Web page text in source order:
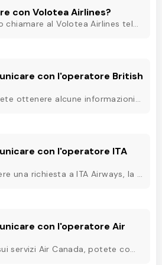
con Volotea Airlines?
I passeggeri possono chiamare al Volotea Airlines telefono per parlare con il servizio clienti di Volotea Airlines. Per conoscere la procedura, visitateci.
con l'operatore British
In questa guida potrete ottenere alcune informazioni su come comunicare con l'operatore British Airways e risolvere le vostre domande attraverso vari metodi.
con l'operatore ITA
Se si desidera risolvere una richiesta a ITA Airways, la telefonata è il modo migliore per comunicare con l'operatore ITA Airways. Vediamo come chiamarli.
con l'operatore Air
Se avete domande sui servizi Air Canada, potete comunicare con l'operatore Air Canada per ottenere le risposte. Entrate in questo blog per sapere come fare!